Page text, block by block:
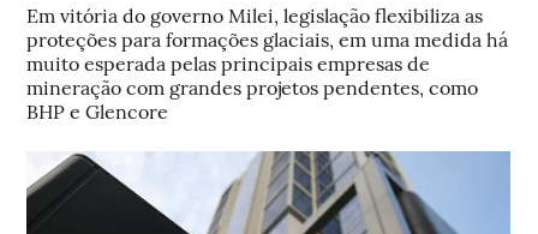
Em vitória do governo Milei, legislação flexibiliza as
proteções para formações glaciais, em uma medida há
muito esperada pelas principais empresas de
mineração com grandes projetos pendentes, como
BHP e Glencore